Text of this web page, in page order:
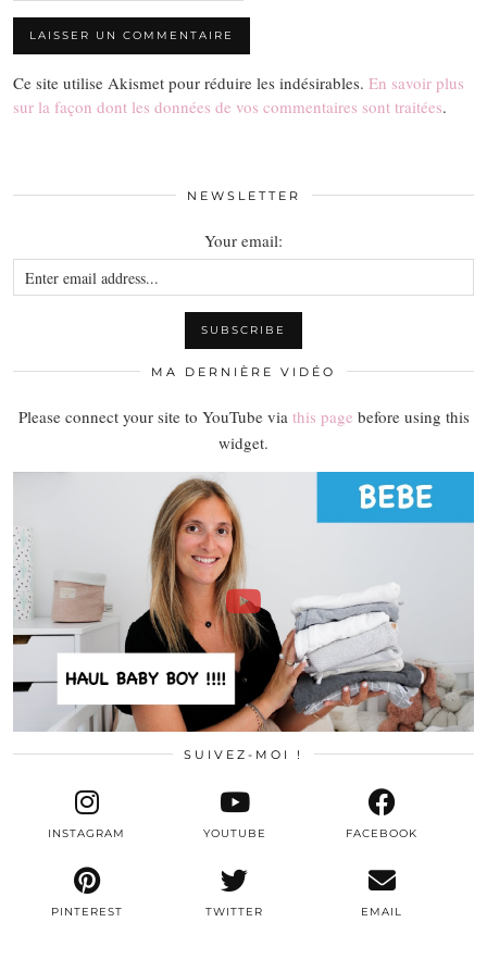
Ce site utilise Akismet pour réduire les indésirables. En savoir plus
sur la façon dont les données de vos commentaires sont traitées.
NEWSLETTER
Your email:
MA DERNIÈRE VIDÉO
Please connect your site to YouTube via this page before using this
widget.
SUIVEZ-MOI !
TWITTER
INSTAGRAM FACEBOOK
PINTEREST
YOUTUBE
EMAIL